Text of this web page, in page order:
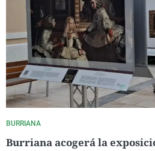
BURRIANA
Burriana acogerá la